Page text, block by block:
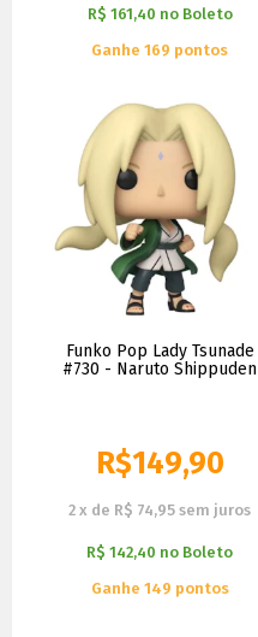
R$ 161,40 no Boleto
Ganhe 169 pontos
Funko Pop Lady Tsunade
#730 - Naruto Shippuden
R$149,90
2 x de R$ 74,95 sem juros
R$ 142,40 no Boleto
Ganhe 149 pontos